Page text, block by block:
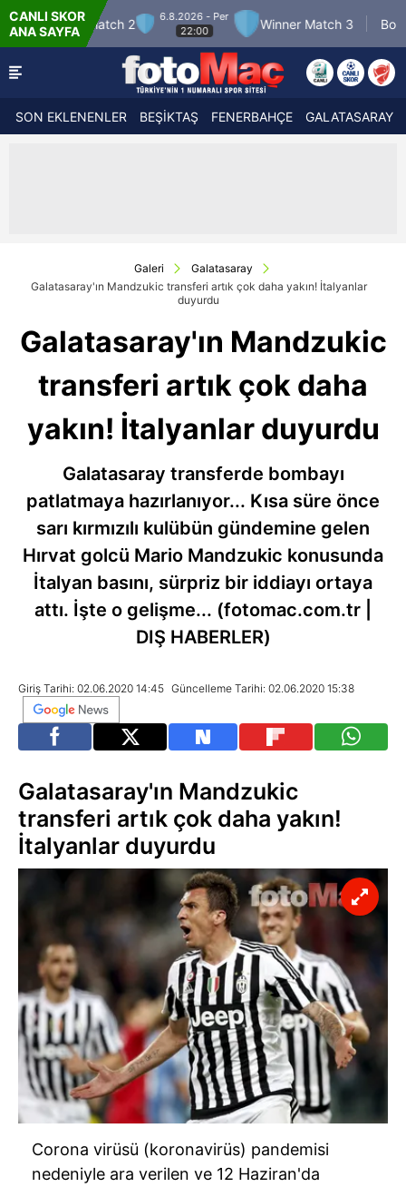
CANLI SKOR
ANA SAYFA
6.8.2026 - Per
22:00
Winner Match 3 Boluspor
7.8.2026 - Cum
21:30
SON EKLENENLER BEŞİKTAŞ FENERBAHÇE GALATASARAY
Galeri
Galatasaray
Galatasaray'ın Mandzukic transferi artık çok daha yakın! İtalyanlar
duyurdu
Galatasaray'ın Mandzukic
transferi artık çok daha
yakın! İtalyanlar duyurdu
Galatasaray transferde bombayı
patlatmaya hazırlanıyor... Kısa süre önce
sarı kırmızılı kulübün gündemine gelen
Hırvat golcü Mario Mandzukic konusunda
İtalyan basını, sürpriz bir iddiayı ortaya
attı. İşte o gelişme... (fotomac.com.tr |
DIŞ HABERLER)
Giriş Tarihi: 02.06.2020 14:45 Güncelleme Tarihi: 02.06.2020 15:38
Galatasaray'ın Mandzukic
transferi artık çok daha yakın!
İtalyanlar duyurdu
Corona virüsü (koronavirüs) pandemisi
nedeniyle ara verilen ve 12 Haziran'da